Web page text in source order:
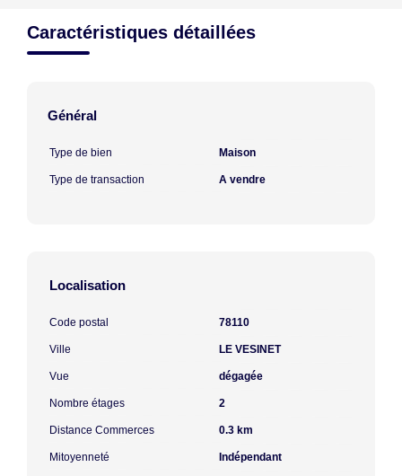
Caractéristiques détaillées
Général
Type de bien Maison
Type de transaction A vendre
Localisation
Code postal 78110
Ville LE VESINET
Vue dégagée
Nombre étages 2
Distance Commerces 0.3 km
Mitoyenneté Indépendant